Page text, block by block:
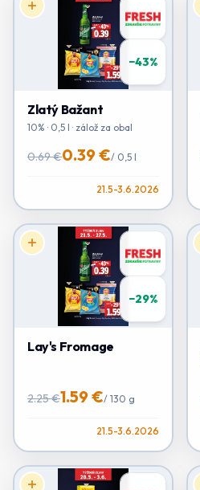
−43%
Zlatý Bažant
10% · 0,5 l · zálož za obal
0.69 €0.39 €/ 0,5 l
21.5-3.6.2026
−29%
Lay's Fromage
2.25 €1.59 €/ 130 g
21.5-3.6.2026